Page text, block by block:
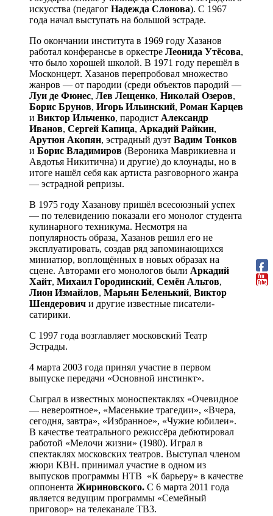
искусства (педагог Надежда Слонова). С 1967
года начал выступать на большой эстраде.
По окончании института в 1969 году Хазанов
работал конферансье в оркестре Леонида Утёсова,
что было хорошей школой. В 1971 году перешёл в
Москонцерт. Хазанов перепробовал множество
жанров — от пародии (среди объектов пародий —
Луи де Фюнес, Лев Лещенко, Николай Озеров,
Борис Брунов, Игорь Ильинский, Роман Карцев
и Виктор Ильченко, пародист Александр
Иванов, Сергей Капица, Аркадий Райкин,
Арутюн Акопян, эстрадный дуэт Вадим Тонков
и Борис Владимиров (Вероника Маврикиевна и
Авдотья Никитична) и другие) до клоунады, но в
итоге нашёл себя как артиста разговорного жанра
— эстрадной репризы.
В 1975 году Хазанову пришёл всесоюзный успех
— по телевидению показали его монолог студента
кулинарного техникума. Несмотря на
популярность образа, Хазанов решил его не
эксплуатировать, создав ряд запоминающихся
миниатюр, воплощённых в новых образах на
сцене. Авторами его монологов были Аркадий
Хайт, Михаил Городинский, Семён Альтов,
Лион Измайлов, Марьян Беленький, Виктор
Шендерович и другие известные писатели-
сатирики.
С 1997 года возглавляет московский Театр
Эстрады.
4 марта 2003 года принял участие в первом
выпуске передачи «Основной инстинкт».
Сыграл в известных моноспектаклях «Очевидное
— невероятное», «Масенькие трагедии», «Вчера,
сегодня, завтра», «Избранное», «Чужие юбилеи».
В качестве театрального режиссёра дебютировал
работой «Мелочи жизни» (1980). Играл в
спектаклях московских театров. Выступал членом
жюри КВН. принимал участие в одном из
выпусков программы НТВ «К барьеру» в качестве
оппонента Жириновского. С 6 марта 2011 года
является ведущим программы «Семейный
приговор» на телеканале ТВ3.